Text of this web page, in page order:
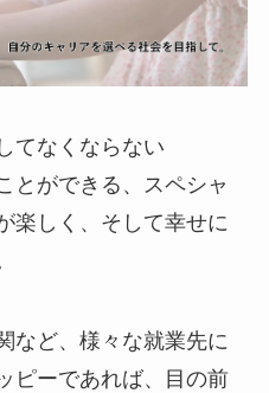
てなくならない
とができる、スペシャ
楽しく、そして幸せに
など、様々な就業先に
ピーであれば、目の前